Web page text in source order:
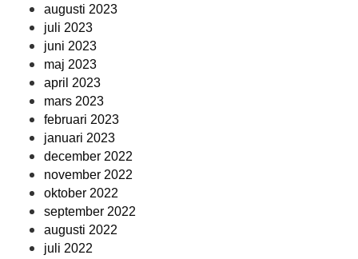
augusti 2023
juli 2023
juni 2023
maj 2023
april 2023
mars 2023
februari 2023
januari 2023
december 2022
november 2022
oktober 2022
september 2022
augusti 2022
juli 2022